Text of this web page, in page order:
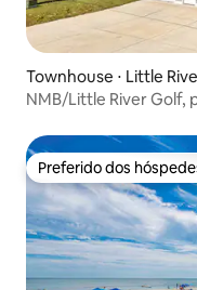
Townhouse ⋅ Little
NMB/Little River Golf,
Preferido dos
Preferido dos